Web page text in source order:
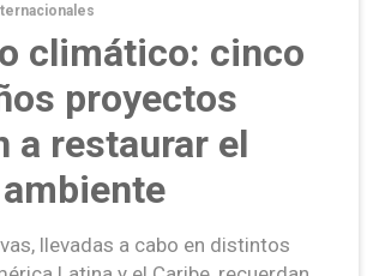
climático: cinco
proyectos
a restaurar el
llevadas a cabo en distintos